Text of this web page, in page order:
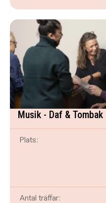
Musik - Daf & Tombak
Plats:
Antal träffar: